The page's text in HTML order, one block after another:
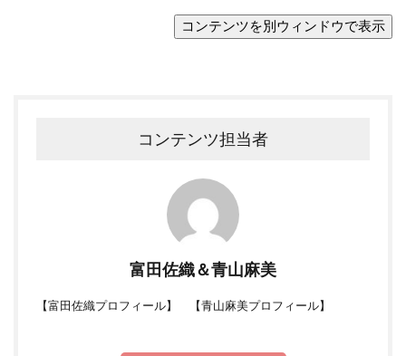
コンテンツ担当者
富田佐織＆青山麻美
【富田佐織プロフィール】 【青山麻美プロフィール】